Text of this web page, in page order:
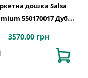
дошка Salsa
550170017 Дуб
3570.00 грн